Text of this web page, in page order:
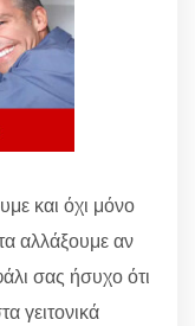
και όχι μόνο
αλλάξουμε αν
σας ήσυχο ότι
γειτονικά